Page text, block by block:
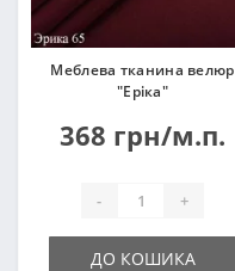
Меблева тканина велюр
"Еріка"
368 грн/м.п.
- +
ДО КОШИКА